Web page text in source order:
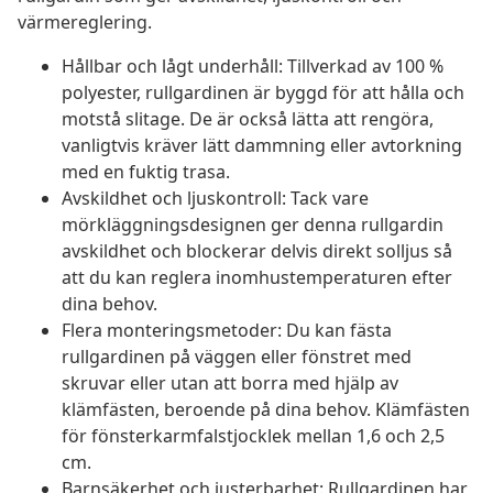
värmereglering.
Hållbar och lågt underhåll: Tillverkad av 100 %
polyester, rullgardinen är byggd för att hålla och
motstå slitage. De är också lätta att rengöra,
vanligtvis kräver lätt dammning eller avtorkning
med en fuktig trasa.
Avskildhet och ljuskontroll: Tack vare
mörkläggningsdesignen ger denna rullgardin
avskildhet och blockerar delvis direkt solljus så
att du kan reglera inomhustemperaturen efter
dina behov.
Flera monteringsmetoder: Du kan fästa
rullgardinen på väggen eller fönstret med
skruvar eller utan att borra med hjälp av
klämfästen, beroende på dina behov. Klämfästen
för fönsterkarmfalstjocklek mellan 1,6 och 2,5
cm.